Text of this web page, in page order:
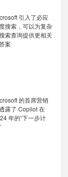
引入了必应
搜索，可以为复杂
索查询提供更相关
案
的首席营销
露了 Copilot 在
年的“下一步计